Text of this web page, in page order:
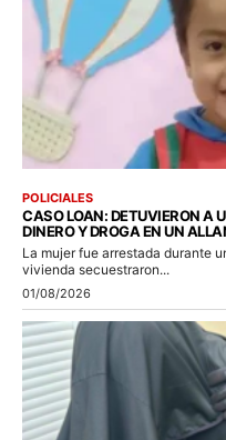
POLICIALES
CASO LOAN: DETUVIERON A
DINERO Y DROGA EN UN
La mujer fue arrestada durante
vivienda secuestraron...
01/08/2026